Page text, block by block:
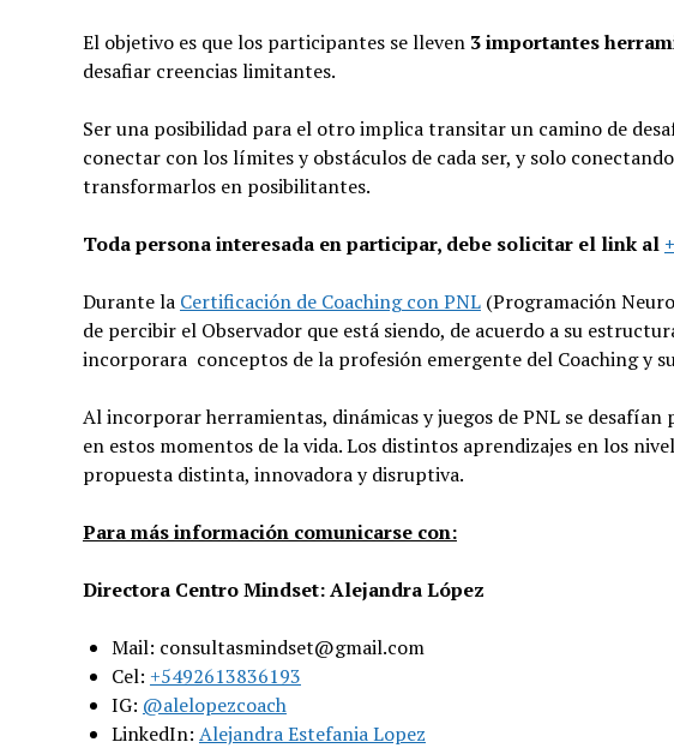
El objetivo es que los participantes se lleven 3 importantes
desafiar creencias limitantes.
Ser una posibilidad para el otro implica transitar un camino de
conectar con los límites y obstáculos de cada ser, y solo
transformarlos en posibilitantes.
Toda persona interesada en participar, debe solicitar el link al
Durante la Certificación de Coaching con PNL(Programación
de percibir el Observador que está siendo, de acuerdo a su
incorporara conceptos de la profesión emergente del Coaching y
Al incorporar herramientas, dinámicas y juegos de PNL se desafían
en estos momentos de la vida. Los distintos aprendizajes en los
propuesta distinta, innovadora y disruptiva.
Para más información comunicarse con:
Directora Centro Mindset: Alejandra López
Mail: consultasmindset@gmail.com
Cel: +5492613836193
IG: @alelopezcoach
LinkedIn: Alejandra Estefania Lopez